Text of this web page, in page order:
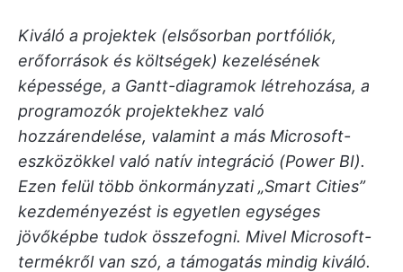
Kiváló a projektek (elsősorban portfóliók,
erőforrások és költségek) kezelésének
képessége, a Gantt-diagramok létrehozása, a
programozók projektekhez való
hozzárendelése, valamint a más Microsoft-
eszközökkel való natív integráció (Power BI).
Ezen felül több önkormányzati „Smart Cities”
kezdeményezést is egyetlen egységes
jövőképbe tudok összefogni. Mivel Microsoft-
termékről van szó, a támogatás mindig kiváló.